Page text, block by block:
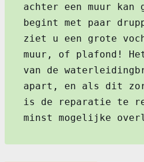
achter een muur kan
begint met paar
ziet u een grote
muur, of plafond!
van de
apart, en als dit
is de reparatie te
minst mogelijke